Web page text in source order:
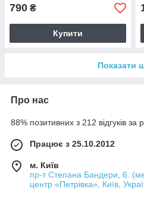
790 ₴
Купити
Показати
Про нас
88% позитивних з 212 відгуків за
Працює з 25.10.2012
м. Київ
пр-т Степана Бандери, 6.
центр «Петрівка», Київ,